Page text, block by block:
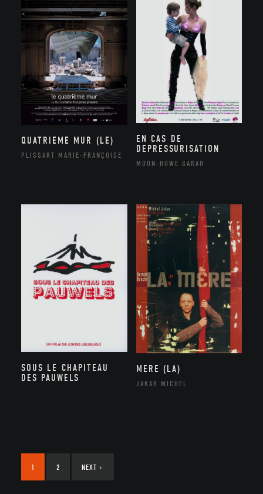
QUATRIEME MUR (LE)
PLISSART MARIE-FRANÇOISE
EN CAS DE
DEPRESSURISATION
MOON-HOWE SARAH
SOUS LE CHAPITEAU
DES PAUWELS
MERE (LA)
JAKAR MICHEL
1 2 NEXT ›